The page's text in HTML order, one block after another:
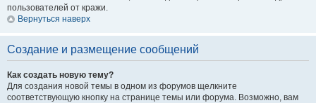
пользователей от кражи.
Вернуться наверх
Создание и размещение сообщений
Как создать новую тему?
Для создания новой темы в одном из форумов щелкните
соответствующую кнопку на странице темы или форума. Возможно, вам